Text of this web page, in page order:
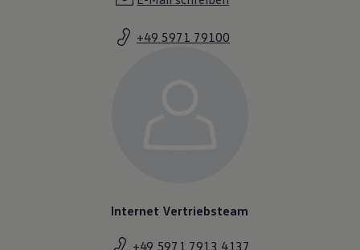
+49 5971 79100
Internet Vertriebsteam
+49 5971 7913 4137